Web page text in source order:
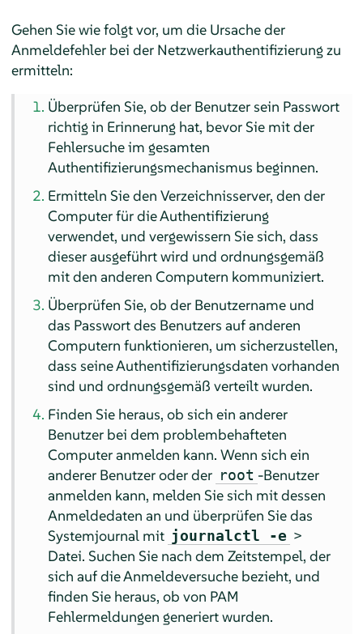
Gehen Sie wie folgt vor, um die Ursache der
Anmeldefehler bei der Netzwerkauthentifizierung zu
ermitteln:
Überprüfen Sie, ob der Benutzer sein Passwort
richtig in Erinnerung hat, bevor Sie mit der
Fehlersuche im gesamten
Authentifizierungsmechanismus beginnen.
Ermitteln Sie den Verzeichnisserver, den der
Computer für die Authentifizierung
verwendet, und vergewissern Sie sich, dass
dieser ausgeführt wird und ordnungsgemäß
mit den anderen Computern kommuniziert.
Überprüfen Sie, ob der Benutzername und
das Passwort des Benutzers auf anderen
Computern funktionieren, um sicherzustellen,
dass seine Authentifizierungsdaten vorhanden
sind und ordnungsgemäß verteilt wurden.
Finden Sie heraus, ob sich ein anderer
Benutzer bei dem problembehafteten
Computer anmelden kann. Wenn sich ein
anderer Benutzer oder der root -Benutzer
anmelden kann, melden Sie sich mit dessen
Anmeldedaten an und überprüfen Sie das
Systemjournal mit journalctl -e >
Datei. Suchen Sie nach dem Zeitstempel, der
sich auf die Anmeldeversuche bezieht, und
finden Sie heraus, ob von PAM
Fehlermeldungen generiert wurden.